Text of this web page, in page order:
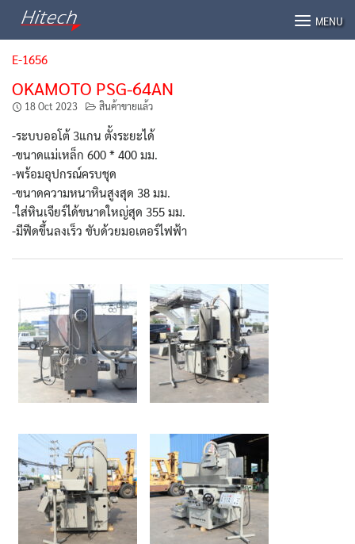
MENU
E-1656
OKAMOTO PSG-64AN
18 Oct 2023 สินค้าขายแล้ว
-ระบบออโต้ 3แกน ตั้งระยะได้
-ขนาดแม่เหล็ก 600 * 400 มม.
-พร้อมอุปกรณ์ครบชุด
-ขนาดความหนาหินสูงสุด 38 มม.
-ใส่หินเจียร์ได้ขนาดใหญ่สุด 355 มม.
-มีฟีดขึ้นลงเร็ว ขับด้วยมอเตอร์ไฟฟ้า